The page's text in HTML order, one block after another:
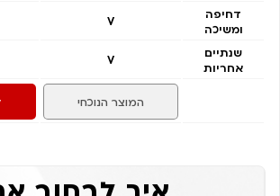
דחיפה
ומשיכה
V
שנתיים
אחריות
V
המוצר הנוכחי